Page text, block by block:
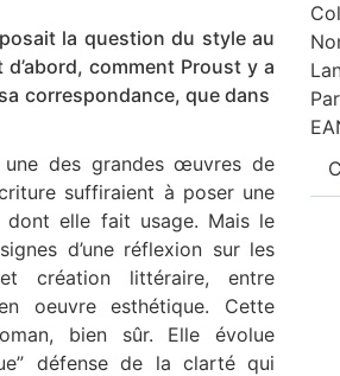
la question du style au
comment Proust y a
correspondance, que dans
des grandes œuvres de
suffiraient à poser une
elle fait usage. Mais le
d’une réflexion sur les
création littéraire, entre
oeuvre esthétique. Cette
bien sûr. Elle évolue
défense de la clarté qui